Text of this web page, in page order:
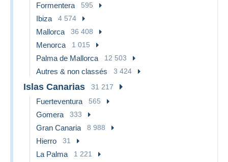
Formentera 595
Ibiza 4 574
Mallorca 36 408
Menorca 1 015
Palma de Mallorca 12 503
Autres & non classés 3 424
Islas Canarias 31 217
Fuerteventura 565
Gomera 333
Gran Canaria 8 988
Hierro 31
La Palma 1 221